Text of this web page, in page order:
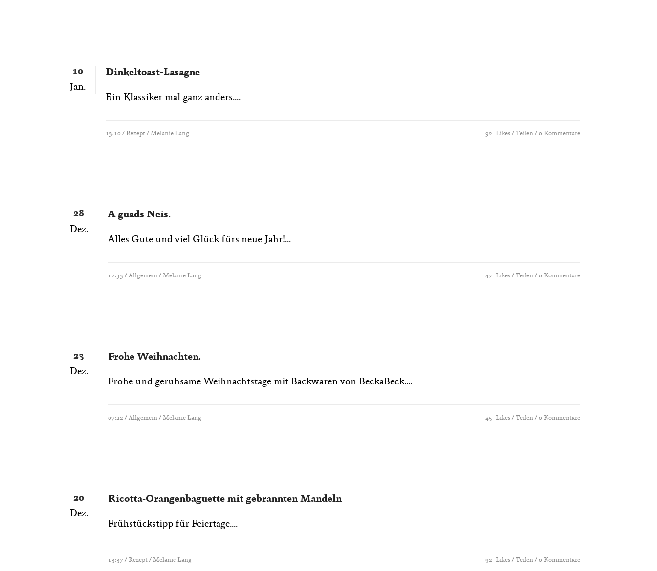
10
Jan.
Dinkeltoast-Lasagne
Ein Klassiker mal ganz anders....
13:10 / Rezept / Melanie Lang 92 Likes Teilen 0 Kommentare
28
Dez.
A guads Neis.
Alles Gute und viel Glück fürs neue Jahr!...
12:33 / Allgemein / Melanie Lang 47 Likes Teilen 0 Kommentare
23
Dez.
Frohe Weihnachten.
Frohe und geruhsame Weihnachtstage mit Backwaren von BeckaBeck....
07:22 / Allgemein / Melanie Lang 45 Likes Teilen 0 Kommentare
20
Dez.
Ricotta-Orangenbaguette mit gebrannten Mandeln
Frühstückstipp für Feiertage....
13:37 / Rezept / Melanie Lang 92 Likes Teilen 0 Kommentare